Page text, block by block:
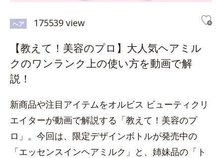
ヘア 175539 view
【教えて！美容のプロ】大人気ヘアミル
クのワンランク上の使い方を動画で解
説！
新商品や注目アイテムをオルビス ビューティクリ
エイターが動画で解説する「教えて！美容のプ
ロ」。今回は、限定デザインボトルが発売中の
「エッセンスインヘアミルク」と、姉妹品の「ト